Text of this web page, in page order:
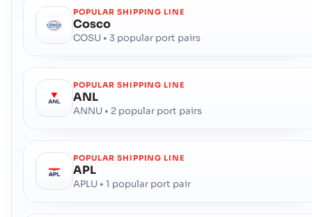
POPULAR SHIPPING LINE
Cosco
COSU • 3 popular port pairs
POPULAR SHIPPING LINE
ANL
ANNU • 2 popular port pairs
POPULAR SHIPPING LINE
APL
APLU • 1 popular port pair